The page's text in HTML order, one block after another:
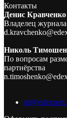
Контакты
Денис Кравченко
Владелец журнала
Николь
По вопросам
партнёрства